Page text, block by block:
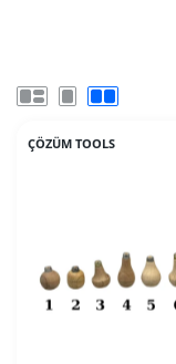
ÇÖZÜM TOOLS